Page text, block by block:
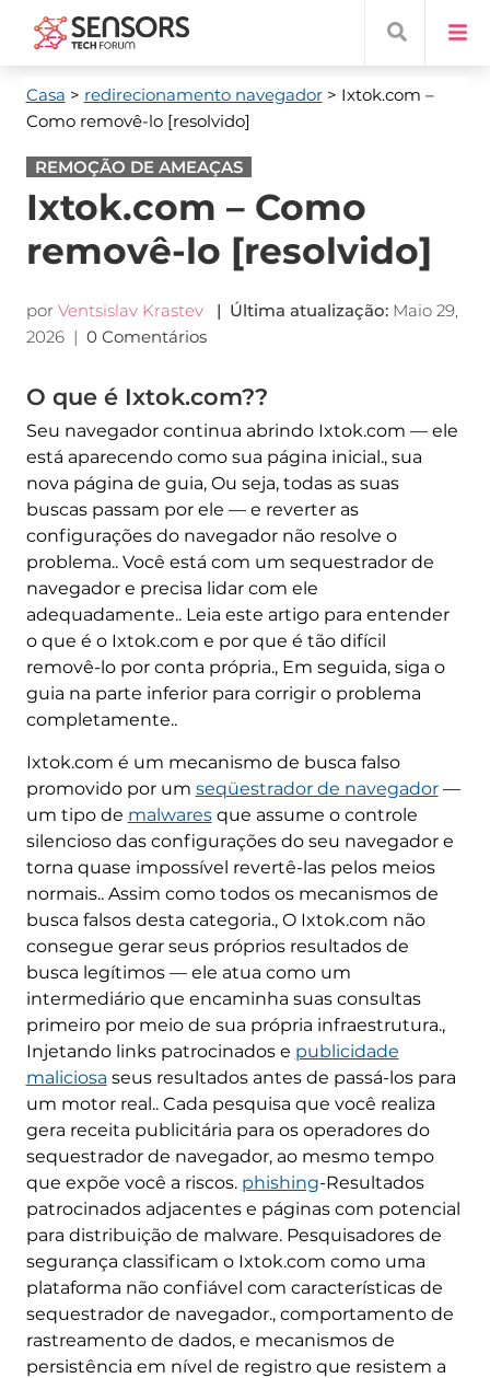
Casa > redirecionamento navegador > Ixtok.com –
Como removê-lo [resolvido]
REMOÇÃO DE AMEAÇAS
Ixtok.com – Como
removê-lo [resolvido]
por Ventsislav Krastev | Última atualização: Maio 29,
2026| 0 Comentários
O que é Ixtok.com??
Seu navegador continua abrindo Ixtok.com — ele
está aparecendo como sua página inicial., sua
nova página de guia, Ou seja, todas as suas
buscas passam por ele — e reverter as
configurações do navegador não resolve o
problema.. Você está com um sequestrador de
navegador e precisa lidar com ele
adequadamente.. Leia este artigo para entender
o que é o Ixtok.com e por que é tão difícil
removê-lo por conta própria., Em seguida, siga o
guia na parte inferior para corrigir o problema
completamente..
Ixtok.com é um mecanismo de busca falso
promovido por um seqüestrador de navegador—
um tipo de malwaresque assume o controle
silencioso das configurações do seu navegador e
torna quase impossível revertê-las pelos meios
normais.. Assim como todos os mecanismos de
busca falsos desta categoria., O Ixtok.com não
consegue gerar seus próprios resultados de
busca legítimos — ele atua como um
intermediário que encaminha suas consultas
primeiro por meio de sua própria infraestrutura.,
Injetando links patrocinados e publicidade
maliciosa seus resultados antes de passá-los para
um motor real.. Cada pesquisa que você realiza
gera receita publicitária para os operadores do
sequestrador de navegador, ao mesmo tempo
que expõe você a riscos. phishing-Resultados
patrocinados adjacentes e páginas com potencial
para distribuição de malware. Pesquisadores de
segurança classificam o Ixtok.com como uma
plataforma não confiável com características de
sequestrador de navegador., comportamento de
rastreamento de dados, e mecanismos de
persistência em nível de registro que resistem a